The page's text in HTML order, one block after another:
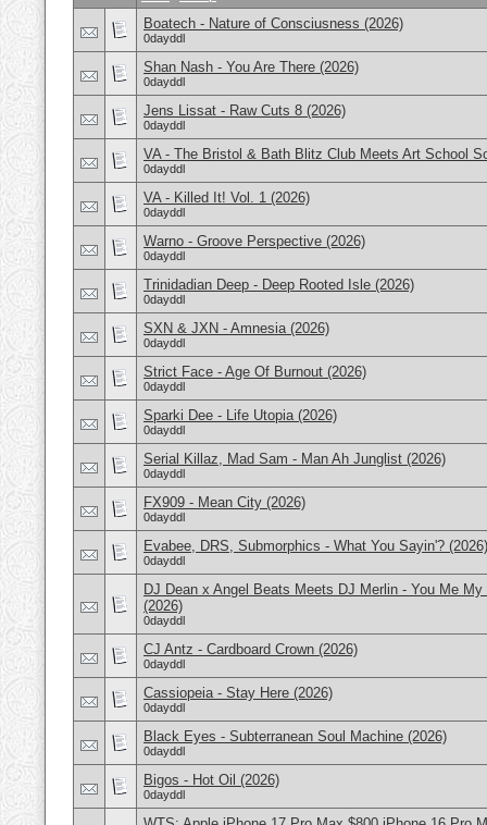
Boatech - Nature of Consciusness (2026)
0dayddl
Shan Nash - You Are There (2026)
0dayddl
Jens Lissat - Raw Cuts 8 (2026)
0dayddl
VA - The Bristol & Bath Blitz Club Meets Art School
0dayddl
VA - Killed It! Vol. 1 (2026)
0dayddl
Warno - Groove Perspective (2026)
0dayddl
Trinidadian Deep - Deep Rooted Isle (2026)
0dayddl
SXN & JXN - Amnesia (2026)
0dayddl
Strict Face - Age Of Burnout (2026)
0dayddl
Sparki Dee - Life Utopia (2026)
0dayddl
Serial Killaz, Mad Sam - Man Ah Junglist (2026)
0dayddl
FX909 - Mean City (2026)
0dayddl
Evabee, DRS, Submorphics - What You Sayin'? (2026)
0dayddl
DJ Dean x Angel Beats Meets DJ Merlin - You Me
(2026)
0dayddl
CJ Antz - Cardboard Crown (2026)
0dayddl
Cassiopeia - Stay Here (2026)
0dayddl
Black Eyes - Subterranean Soul Machine (2026)
0dayddl
Bigos - Hot Oil (2026)
0dayddl